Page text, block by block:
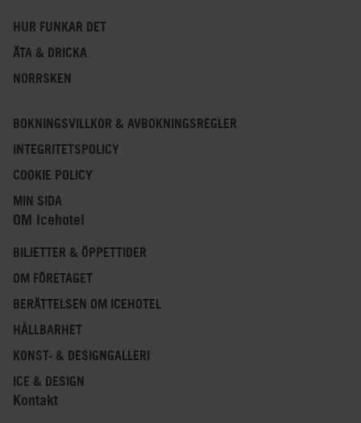
HUR FUNKAR DET
ÄTA & DRICKA
NORRSKEN
BOKNINGSVILLKOR & AVBOKNINGSREGLER
INTEGRITETSPOLICY
COOKIE POLICY
MIN SIDA
OM Icehotel
BILJETTER & ÖPPETTIDER
OM FÖRETAGET
BERÄTTELSEN OM ICEHOTEL
HÅLLBARHET
KONST- & DESIGNGALLERI
ICE & DESIGN
Kontakt